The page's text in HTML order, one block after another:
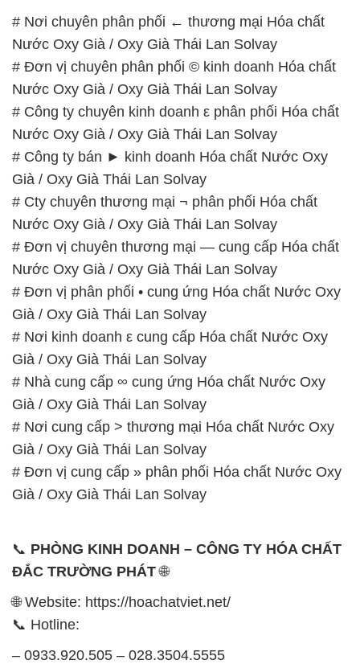
# Nơi chuyên phân phối ← thương mại Hóa chất
Nước Oxy Già / Oxy Già Thái Lan Solvay
# Đơn vị chuyên phân phối © kinh doanh Hóa chất
Nước Oxy Già / Oxy Già Thái Lan Solvay
# Công ty chuyên kinh doanh ε phân phối Hóa chất
Nước Oxy Già / Oxy Già Thái Lan Solvay
# Công ty bán ► kinh doanh Hóa chất Nước Oxy
Già / Oxy Già Thái Lan Solvay
# Cty chuyên thương mại ¬ phân phối Hóa chất
Nước Oxy Già / Oxy Già Thái Lan Solvay
# Đơn vị chuyên thương mại — cung cấp Hóa chất
Nước Oxy Già / Oxy Già Thái Lan Solvay
# Đơn vị phân phối • cung ứng Hóa chất Nước Oxy
Già / Oxy Già Thái Lan Solvay
# Nơi kinh doanh ε cung cấp Hóa chất Nước Oxy
Già / Oxy Già Thái Lan Solvay
# Nhà cung cấp ∞ cung ứng Hóa chất Nước Oxy
Già / Oxy Già Thái Lan Solvay
# Nơi cung cấp > thương mại Hóa chất Nước Oxy
Già / Oxy Già Thái Lan Solvay
# Đơn vị cung cấp » phân phối Hóa chất Nước Oxy
Già / Oxy Già Thái Lan Solvay
📞 PHÒNG KINH DOANH – CÔNG TY HÓA CHẤT
ĐẮC TRƯỜNG PHÁT🌐
🌐 Website: https://hoachatviet.net/
📞 Hotline:
– 0933.920.505 – 028.3504.5555